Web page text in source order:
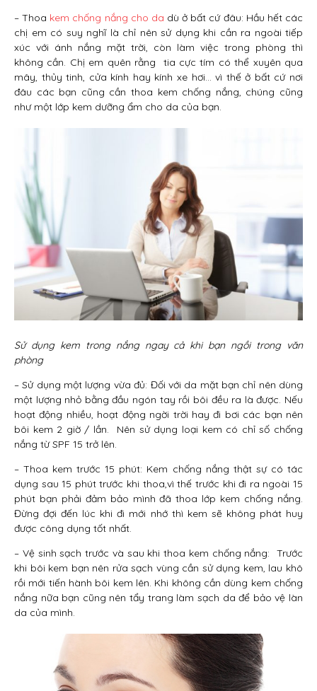
– Thoa kem chống nắng cho da dù ở bất cứ đâu: Hầu hết các
chị em có suy nghĩ là chỉ nên sử dụng khi cần ra ngoài tiếp
xúc với ánh nắng mặt trời, còn làm việc trong phòng thì
không cần. Chị em quên rằng tia cực tím có thể xuyên qua
mây, thủy tinh, cửa kính hay kính xe hơi… vì thế ở bất cứ nơi
đâu các bạn cũng cần thoa kem chống nắng, chúng cũng
như một lớp kem dưỡng ẩm cho da của bạn.
Sử dụng kem trong nắng ngay cả khi bạn ngồi trong văn
phòng
– Sử dụng một lượng vừa đủ: Đối với da mặt bạn chỉ nên dùng
một lượng nhỏ bằng đầu ngón tay rồi bôi đều ra là được. Nếu
hoạt động nhiều, hoạt động ngời trời hay đi bơi các bạn nên
bôi kem 2 giờ / lần. Nên sử dụng loại kem có chỉ số chống
nắng từ SPF 15 trở lên.
– Thoa kem trước 15 phút: Kem chống nắng thật sự có tác
dụng sau 15 phút trước khi thoa,vì thế trước khi đi ra ngoài 15
phút bạn phải đảm bảo mình đã thoa lớp kem chống nắng.
Đừng đợi đến lúc khi đi mới nhớ thì kem sẽ không phát huy
được công dụng tốt nhất.
– Vệ sinh sạch trước và sau khi thoa kem chống nắng: Trước
khi bôi kem bạn nên rửa sạch vùng cần sử dụng kem, lau khô
rồi mới tiến hành bôi kem lên. Khi không cần dùng kem chống
nắng nữa bạn cũng nên tẩy trang làm sạch da để bảo vệ làn
da của mình.